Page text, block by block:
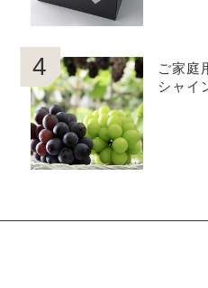
4
ご家庭
シャイ